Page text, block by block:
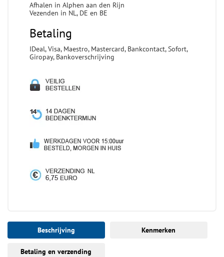
Afhalen in Alphen aan den Rijn
Vezenden in NL, DE en BE
Betaling
IDeal, Visa, Maestro, Mastercard, Bankcontact, Sofort,
Giropay, Bankoverschrijving
Beschrijving Kenmerken
Betaling en verzending